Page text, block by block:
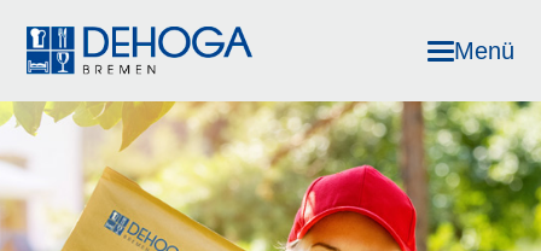
Menü